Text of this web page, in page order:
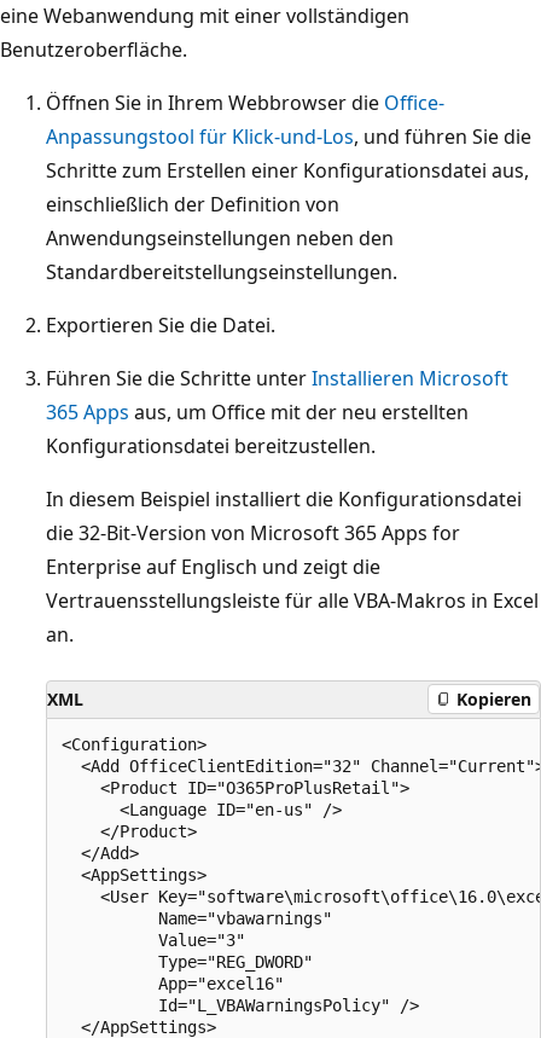
eine Webanwendung mit einer vollständigen
Benutzeroberfläche.
Öffnen Sie in Ihrem Webbrowser die Office-
Anpassungstool für Klick-und-Los, und führen Sie die
Schritte zum Erstellen einer Konfigurationsdatei aus,
einschließlich der Definition von
Anwendungseinstellungen neben den
Standardbereitstellungseinstellungen.
Exportieren Sie die Datei.
Führen Sie die Schritte unterInstallieren Microsoft
365 Apps aus, um Office mit der neu erstellten
Konfigurationsdatei bereitzustellen.
In diesem Beispiel installiert die Konfigurationsdatei
die 32-Bit-Version von Microsoft 365 Apps for
Enterprise auf Englisch und zeigt die
Vertrauensstellungsleiste für alle VBA-Makros in Excel
an.
XML Kopieren
<Configuration>
<Add OfficeClientEdition="32"
    <Product ID="O365ProPlusRetail">
      <Language ID="en-us" />
    </Product>
  </Add>
  <AppSettings>
<User
          Name="vbawarnings"
          Value="3"
          Type="REG_DWORD"
          App="excel16"
          Id="L_VBAWarningsPolicy" />
  </AppSettings>